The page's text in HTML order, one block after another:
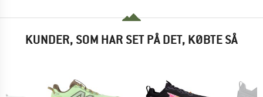
KUNDER, SOM HAR SET PÅ DET, KØBTE SÅ